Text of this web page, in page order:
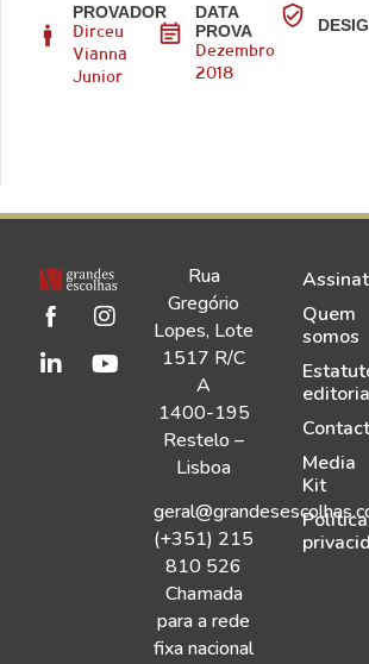
PROVADOR
Dirceu
Vianna
Junior
DATA
PROVA
Dezembro
2018
Rua
Gregório
Lopes, Lote
1517 R/C
A
1400-195
Restelo –
Lisboa
(+351) 215
810 526
Chamada
para a rede
fixa nacional
Quem
somos
Media
Kit